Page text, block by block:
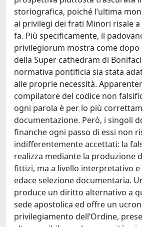
storiografica, poiché l’ultima
ai privilegi dei frati Minori risale a
fa. Più specificamente, il
privilegiorum mostra come dopo
della Super cathedram di
normativa pontificia sia stata
alle proprie necessità.
compilatore del codice non
ogni parola è per lo più
documentazione. Però, i singoli
finanche ogni passo di essi non
indifferentemente accettati: la
realizza mediante la produzione
fittizi, ma a livello interpretativo
edace selezione documentaria.
produce un diritto alternativo a
sede apostolica ed offre un
privilegiamento dell’Ordine,